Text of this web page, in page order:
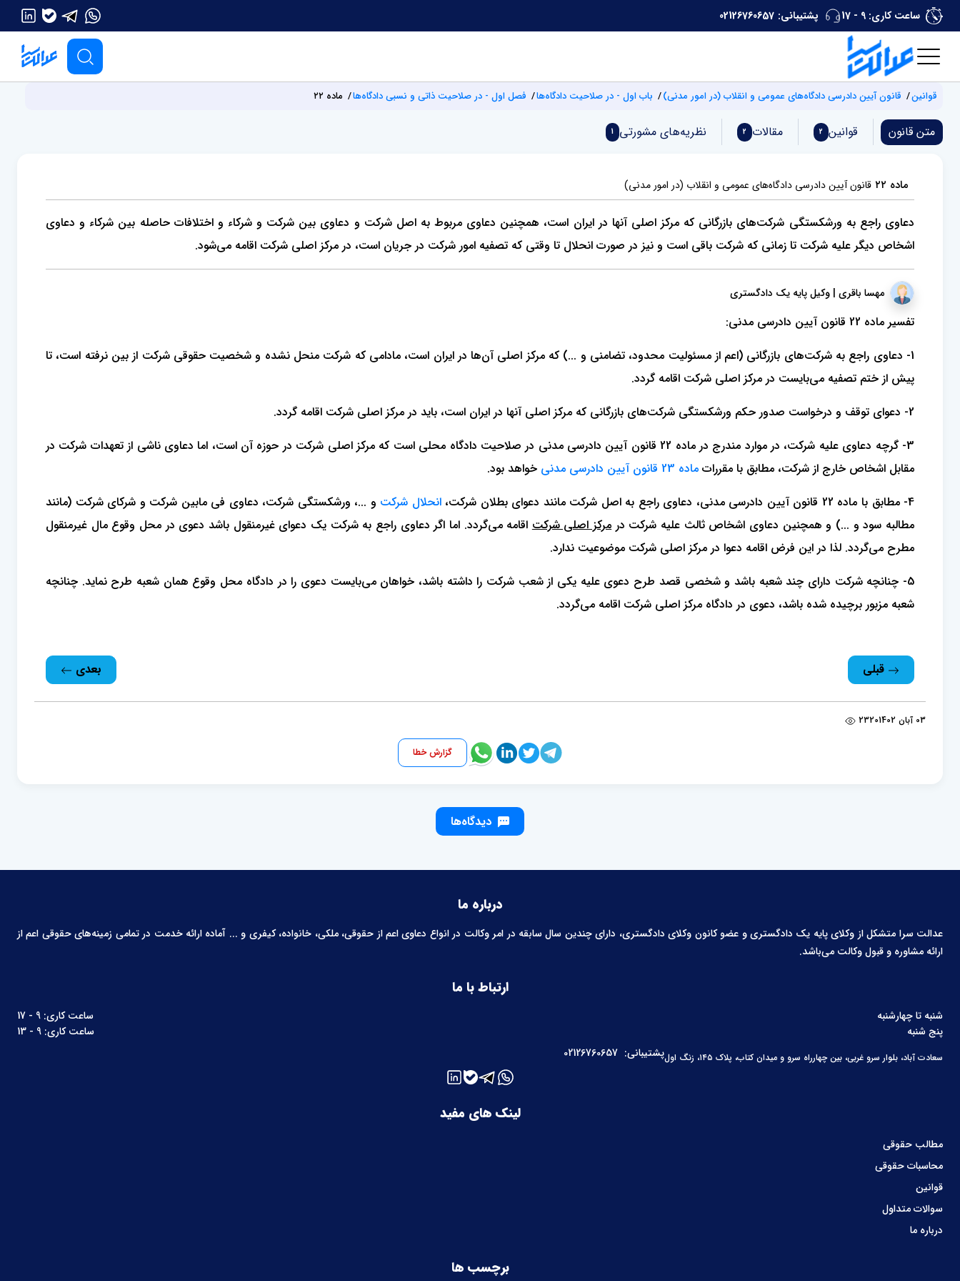
ساعت کاری: 9 - 17 پشتیبانی: 02126760657
قوانین ‌قانون آیین دادرسی دادگاه‌های عمومی و انقلاب (‌در امور مدنی) باب اول - در صلاحیت دادگاه‌ها فصل اول - در صلاحیت ذاتی و نسبی دادگاه‌ها ماده ۲۲
متن قانون قوانین 2 مقالات 2 نظریه‌های مشورتی 1
ماده ۲۲ ‌قانون آیین دادرسی دادگاه‌های عمومی و انقلاب (‌در امور مدنی)
دعاوی راجع به ورشکستگی شرکت‌های بازرگانی که مرکز اصلی آنها در ایران است، همچنین دعاوی مربوط به اصل شرکت و دعاوی بین شرکت و شرکاء و اختلافات حاصله بین شرکاء و دعاوی
اشخاص دیگر علیه شرکت تا زمانی که شرکت باقی است و نیز در صورت انحلال تا وقتی که تصفیه امور شرکت در جریان است، در مرکز اصلی شرکت اقامه می‌شود.
مهسا باقری | وکیل پایه یک دادگستری
تفسیر ماده 22 قانون آیین دادرسی مدنی:
1- دعاوی راجع به شرکت‌های بازرگانی (اعم از مسئولیت محدود، تضامنی و ...) که مرکز اصلی آن‌ها در ایران است، مادامی که شرکت منحل نشده و شخصیت حقوقی شرکت از بین نرفته است، تا
پیش از ختم تصفیه می‌بایست در مرکز اصلی شرکت اقامه گردد.
2- دعوای توقف و درخواست صدور حکم ورشکستگی شرکت‌های بازرگانی که مرکز اصلی آنها در ایران است، باید در مرکز اصلی شرکت اقامه گردد.
3- گرچه دعاوی علیه شرکت، در موارد مندرج در ماده 22 قانون آیین دادرسی مدنی در صلاحیت دادگاه محلی است که مرکز اصلی شرکت در حوزه آن است، اما دعاوی ناشی از تعهدات شرکت در
مقابل اشخاص خارج از شرکت، مطابق با مقررات ماده 23 قانون آیین دادرسی مدنی
خواهد بود.
4- مطابق با ماده 22 قانون آیین دادرسی مدنی، دعاوی راجع به اصل شرکت مانند دعوای بطلان شرکت،
انحلال شرکت و ...، ورشکستگی شرکت، دعاوی فی مابین شرکت و شرکای شرکت (مانند
مطالبه سود و ...) و همچنین دعاوی اشخاص ثالث علیه شرکت درمرکز اصلی شرکتاقامه می‌گردد. اما اگر دعاوی راجع به شرکت یک دعوای غیرمنقول باشد دعوی در محل وقوع مال غیرمنقول
مطرح می‌گردد. لذا در این فرض اقامه دعوا در مرکز اصلی شرکت موضوعیت ندارد.
5- چنانچه شرکت دارای چند شعبه باشد و شخصی قصد طرح دعوی علیه یکی از شعب شرکت را داشته باشد، خواهان می‌بایست دعوی را در دادگاه محل وقوع همان شعبه طرح نماید. چنانچه
شعبه مزبور برچیده شده باشد، دعوی در دادگاه مرکز اصلی شرکت اقامه می‌گردد.
قبلی بعدی
03 آبان 1402 2320
گزارش خطا
دیدگاه‌ها
درباره ما
عدالت سرا متشکل از وکلای پایه یک دادگستری و عضو کانون وکلای دادگستری، دارای چندین سال سابقه در امر وکالت در انواع دعاوی اعم از حقوقی، ملکی، خانواده، کیفری و ... آماده ارائه خدمت در تمامی زمینه‌های حقوقی اعم از
ارائه مشاوره و قبول وکالت می‌باشد.
لینک های مفید
مطالب حقوقی
محاسبات حقوقی
قوانین
سوالات متداول
درباره ما
برچسب ها
ارتباط با ما
شنبه تا چهارشنبه
ساعت کاری: 9 - 17
پنج شنبه
ساعت کاری: 9 - 13
سعادت آباد، بلوار سرو غربی، بین چهارراه سرو و میدان کتاب، پلاک ۱۴۵، زنگ اول پشتیبانی: 02126760657